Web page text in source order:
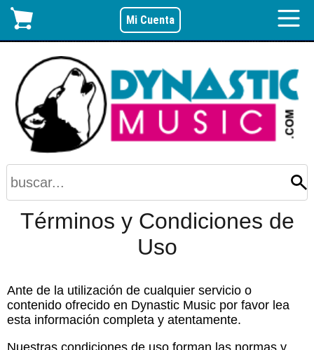
Mi Cuenta
Términos y Condiciones de
Uso
Ante de la utilización de cualquier servicio o
contenido ofrecido en Dynastic Music por favor lea
esta información completa y atentamente.
Nuestras condiciones de uso forman las normas y